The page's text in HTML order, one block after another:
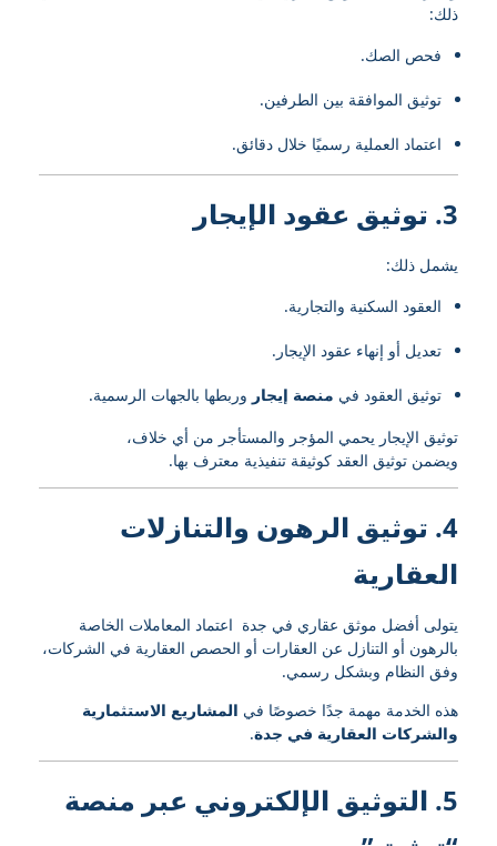
ذلك:
فحص الصك.
توثيق الموافقة بين الطرفين.
اعتماد العملية رسميًا خلال دقائق.
3. توثيق عقود الإيجار
يشمل ذلك:
العقود السكنية والتجارية.
تعديل أو إنهاء عقود الإيجار.
توثيق العقود في منصة إيجار وربطها بالجهات الرسمية.
توثيق الإيجار يحمي المؤجر والمستأجر من أي خلاف،
ويضمن توثيق العقد كوثيقة تنفيذية معترف بها.
4. توثيق الرهون والتنازلات
العقارية
يتولى أفضل موثق عقاري في جدة اعتماد المعاملات الخاصة
بالرهون أو التنازل عن العقارات أو الحصص العقارية في الشركات،
وفق النظام وبشكل رسمي.
هذه الخدمة مهمة جدًا خصوصًا في المشاريع الاستثمارية
والشركات العقارية في جدة.
5. التوثيق الإلكتروني عبر منصة